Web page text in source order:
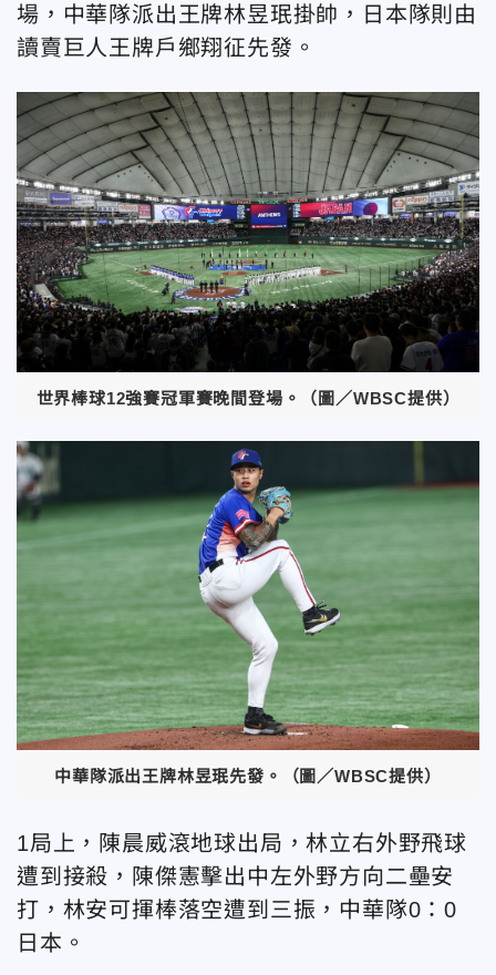
場，中華隊派出王牌林昱珉掛帥，日本隊則由
讀賣巨人王牌戶鄉翔征先發。
世界棒球12強賽冠軍賽晚間登場。（圖／WBSC提供）
中華隊派出王牌林昱珉先發。（圖／WBSC提供）
1局上，陳晨威滾地球出局，林立右外野飛球
遭到接殺，陳傑憲擊出中左外野方向二壘安
打，林安可揮棒落空遭到三振，中華隊0：0
日本。